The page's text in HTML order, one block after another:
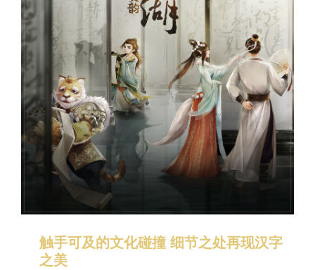
触手可及的文化碰撞 细节之处再现汉字
之美